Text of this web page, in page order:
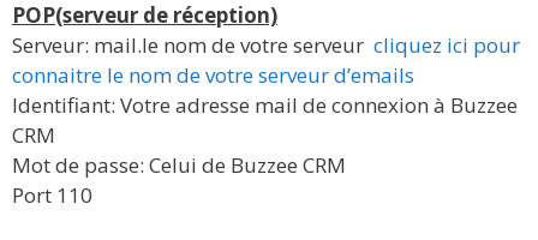
POP(serveur de réception)
Serveur: mail.le nom de votre serveur cliquez ici pour
connaitre le nom de votre serveur d’emails
Identifiant: Votre adresse mail de connexion à Buzzee
CRM
Mot de passe: Celui de Buzzee CRM
Port 110